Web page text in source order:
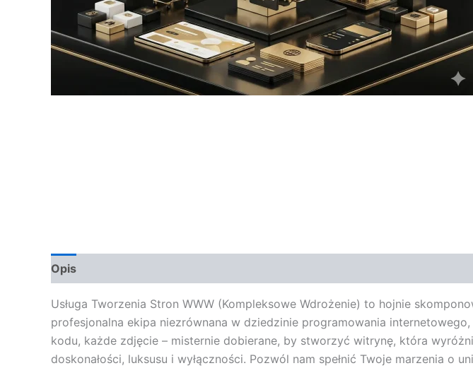
Opis
Usługa Tworzenia Stron WWW (Kompleksowe Wdrożenie) to hojnie
profesjonalna ekipa niezrównana w dziedzinie programowania
kodu, każde zdjęcie – misternie dobierane, by stworzyć witrynę, która
doskonałości, luksusu i wyłączności. Pozwól nam spełnić Twoje marzenia o